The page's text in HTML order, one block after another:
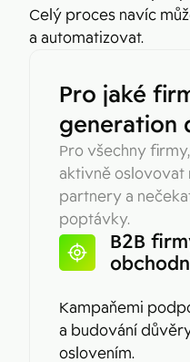
Celý proces navíc
a automatizovat.
Pro jaké
generation
Pro všechny
aktivně
partnery a
poptávky.
B2B
Kampaňemi
a budování
oslovením.